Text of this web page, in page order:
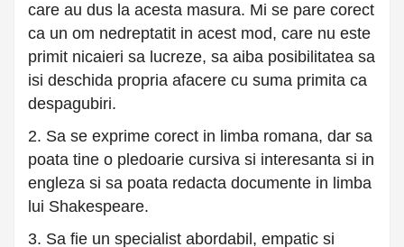
care au dus la acesta masura. Mi se pare corect
ca un om nedreptatit in acest mod, care nu este
primit nicaieri sa lucreze, sa aiba posibilitatea sa
isi deschida propria afacere cu suma primita ca
despagubiri.
2. Sa se exprime corect in limba romana, dar sa
poata tine o pledoarie cursiva si interesanta si in
engleza si sa poata redacta documente in limba
lui Shakespeare.
3. Sa fie un specialist abordabil, empatic si